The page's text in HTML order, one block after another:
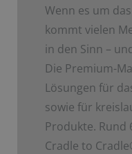
Wenn es um
kommt vielen
in den Sinn –
Die Premium-
Lösungen für
sowie für
Produkte. Rund
Cradle to Cradle